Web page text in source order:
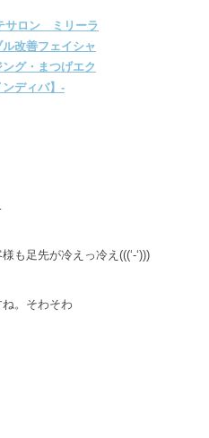
も足先が冷えっ冷え(((‘-‘)))
。そわそわ